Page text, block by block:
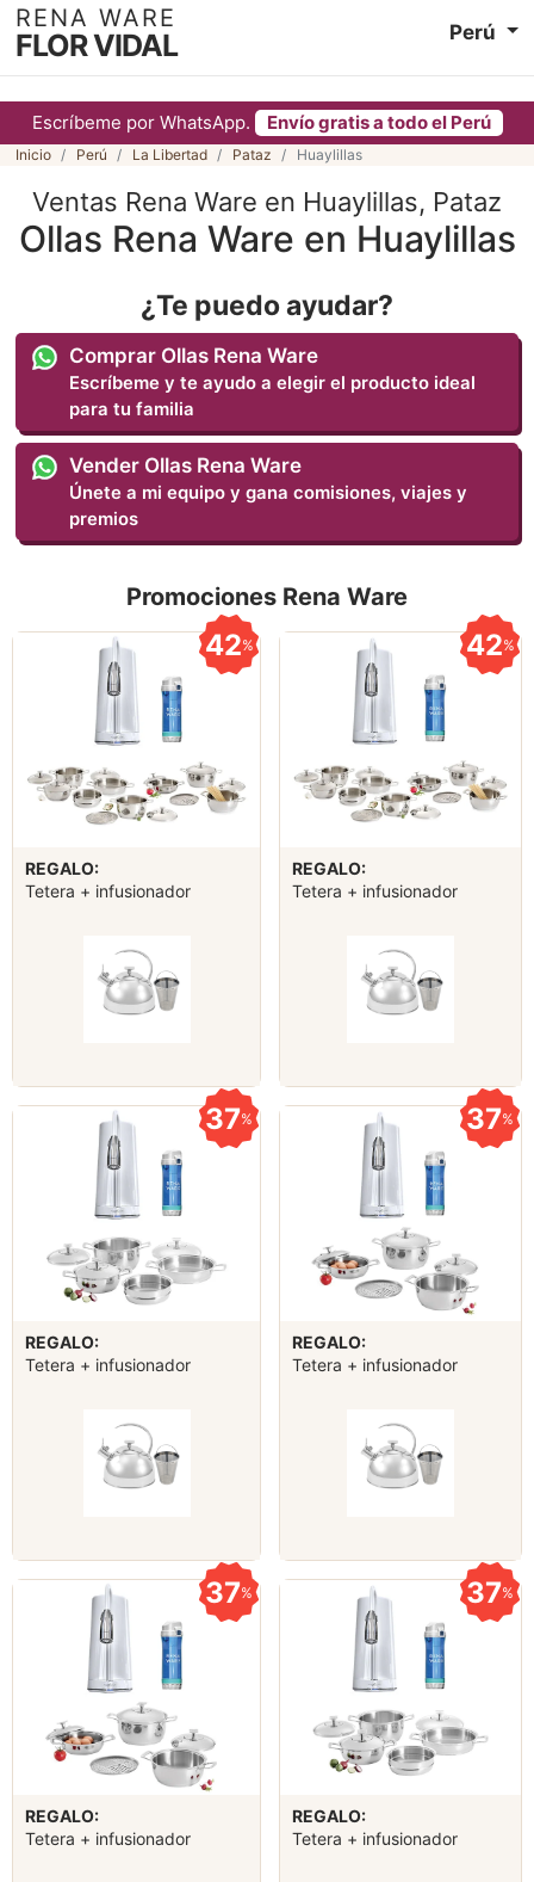
Escríbeme por WhatsApp. Envío gratis a todo el Perú
RENA WARE
FLOR VIDAL Perú
Inicio Perú La Libertad Pataz Huaylillas
Ventas Rena Ware en Huaylillas, Pataz
Ollas Rena Ware en Huaylillas
¿Te puedo ayudar?
Comprar Ollas Rena Ware
Escríbeme y te ayudo a elegir el producto ideal
para tu familia
Vender Ollas Rena Ware
Únete a mi equipo y gana comisiones, viajes y
premios
Promociones Rena Ware
42%
REGALO:
Tetera + infusionador
42%
REGALO:
Tetera + infusionador
37%
REGALO:
Tetera + infusionador
37%
REGALO:
Tetera + infusionador
37%
REGALO:
Tetera + infusionador
37%
REGALO:
Tetera + infusionador